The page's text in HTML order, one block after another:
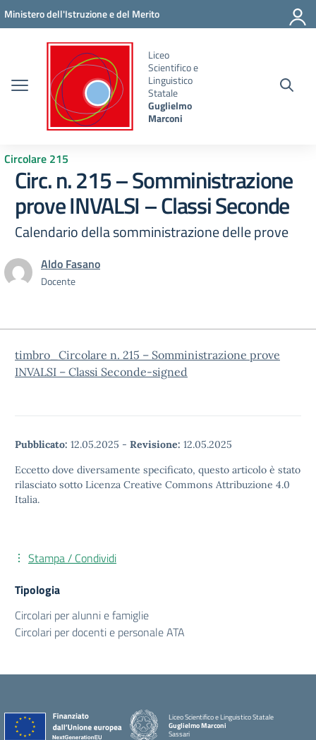
Vai ai contenuti
Vai al menu di navigazione
Vai al footer
Ministero dell'Istruzione e del Merito
Liceo
Scientifico e
Linguistico
Statale
Guglielmo
Marconi
Circolare 215
Circ. n. 215 – Somministrazione
prove INVALSI – Classi Seconde
Calendario della somministrazione delle prove
Aldo Fasano
Docente
timbro_Circolare n. 215 – Somministrazione prove
INVALSI – Classi Seconde-signed
Pubblicato: 12.05.2025 - Revisione: 12.05.2025
Eccetto dove diversamente specificato, questo articolo è stato
rilasciato sotto Licenza Creative Commons Attribuzione 4.0
Italia.
Stampa / Condividi
Tipologia
Circolari per alunni e famiglie
Circolari per docenti e personale ATA
Liceo Scientifico e Linguistico Statale
Guglielmo Marconi
Sassari